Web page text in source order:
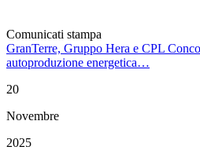
Comunicati stampa
GranTerre, Gruppo Hera e CPL
autoproduzione energetica…
20
Novembre
2025